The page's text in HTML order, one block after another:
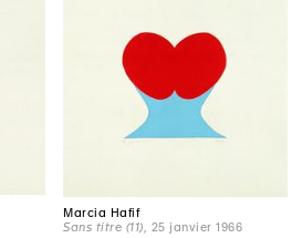
Marcia Hafif
Sans titre (11) , 25 janvier 1966